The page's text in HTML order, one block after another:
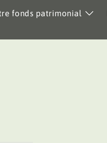
fonds patrimonial